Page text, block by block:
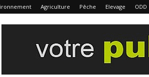
Agriculture Pêche Elevage ODD